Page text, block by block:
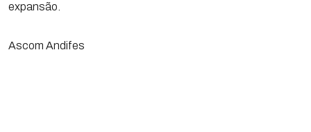
expansão.
Ascom Andifes